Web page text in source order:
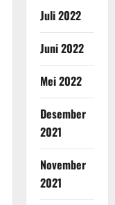
Juli 2022
Juni 2022
Mei 2022
Desember
2021
November
2021